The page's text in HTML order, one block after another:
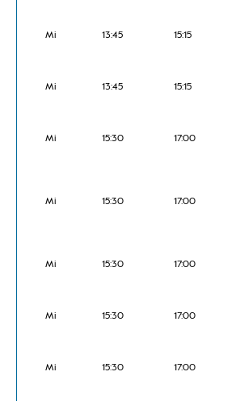
Mi 13:45 15:15
Mi 13:45 15:15
Mi 15:30 17:00
Mi 15:30 17:00
Mi 15:30 17:00
Mi 15:30 17:00
Mi 15:30 17:00